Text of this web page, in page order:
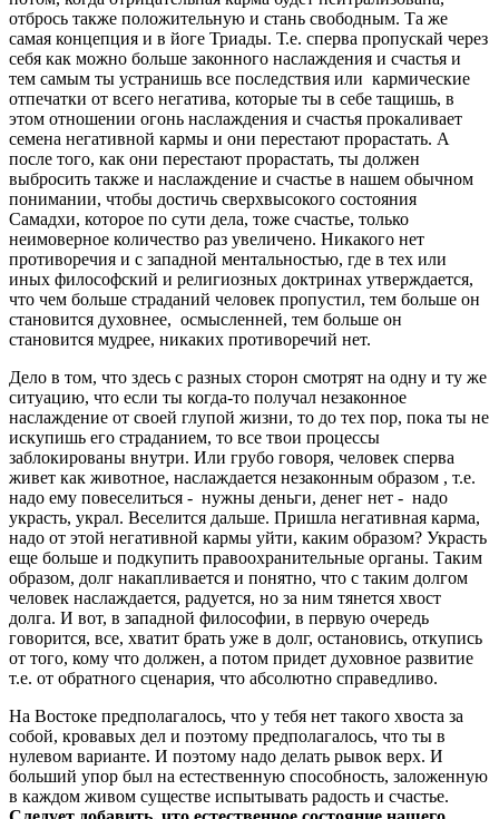
отбрось также положительную и стань свободным. Та же
самая концепция и в йоге Триады. Т.е. сперва пропускай через
себя как можно больше законного наслаждения и счастья и
тем самым ты устранишь все последствия или кармические
отпечатки от всего негатива, которые ты в себе тащишь, в
этом отношении огонь наслаждения и счастья прокаливает
семена негативной кармы и они перестают прорастать. А
после того, как они перестают прорастать, ты должен
выбросить также и наслаждение и счастье в нашем обычном
понимании, чтобы достичь сверхвысокого состояния
Самадхи, которое по сути дела, тоже счастье, только
неимоверное количество раз увеличено. Никакого нет
противоречия и с западной ментальностью, где в тех или
иных философский и религиозных доктринах утверждается,
что чем больше страданий человек пропустил, тем больше он
становится духовнее, осмысленней, тем больше он
становится мудрее, никаких противоречий нет.
Дело в том, что здесь с разных сторон смотрят на одну и ту же
ситуацию, что если ты когда-то получал незаконное
наслаждение от своей глупой жизни, то до тех пор, пока ты не
искупишь его страданием, то все твои процессы
заблокированы внутри. Или грубо говоря, человек сперва
живет как животное, наслаждается незаконным образом , т.е.
надо ему повеселиться - нужны деньги, денег нет - надо
украсть, украл. Веселится дальше. Пришла негативная карма,
надо от этой негативной кармы уйти, каким образом? Украсть
еще больше и подкупить правоохранительные органы. Таким
образом, долг накапливается и понятно, что с таким долгом
человек наслаждается, радуется, но за ним тянется хвост
долга. И вот, в западной философии, в первую очередь
говорится, все, хватит брать уже в долг, остановись, откупись
от того, кому что должен, а потом придет духовное развитие
т.е. от обратного сценария, что абсолютно справедливо.
На Востоке предполагалось, что у тебя нет такого хвоста за
собой, кровавых дел и поэтому предполагалось, что ты в
нулевом варианте. И поэтому надо делать рывок верх. И
больший упор был на естественную способность, заложенную
в каждом живом существе испытывать радость и счастье.